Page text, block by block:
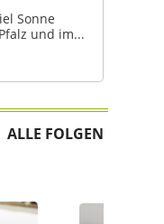
Sonne
und im...
ALLE FOLGEN